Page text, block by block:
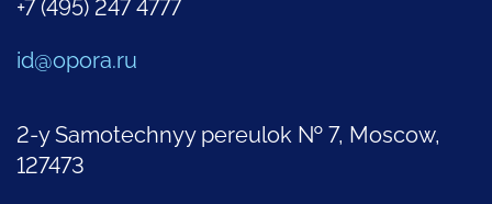
+7 (495) 247 4777
id@opora.ru
2-y Samotechnyy pereulok № 7, Moscow,
127473